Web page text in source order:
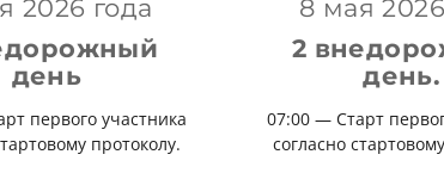
2026 года
день
первого участника
протоколу.
8 мая
2
день.
07:00 — Старт
согласно